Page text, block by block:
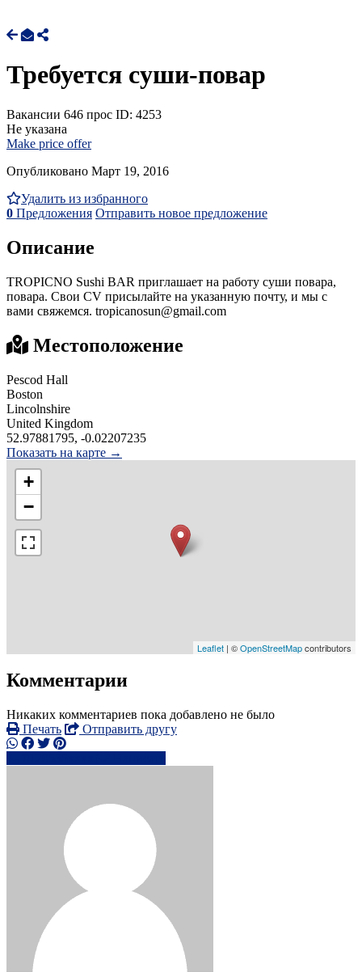
Требуется суши-повар
Вакансии 646 прос ID: 4253
Не указана
Make price offer
Опубликовано Март 19, 2016
Удалить из избранного
0 Предложения Отправить новое предложение
Описание
TROPICNO Sushi BAR приглашает на работу суши повара,
повара. Свои CV присылайте на указанную почту, и мы с
вами свяжемся. tropicanosun@gmail.com
Местоположение
Pescod Hall
Boston
Lincolnshire
United Kingdom
52.97881795, -0.02207235
Показать на карте →
+
−
Leaflet | ©OpenStreetMapcontributors
Комментарии
Никаких комментариев пока добавлено не было
Печать
Отправить другу